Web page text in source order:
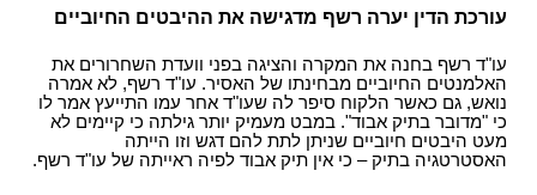
עורכת הדין יערה רשף מדגישה את ההיבטים החיוביים
עו"ד רשף בחנה את המקרה והציגה בפני וועדת השחרורים את
האלמנטים החיוביים מבחינתו של האסיר. עו"ד רשף, לא אמרה
נואש, גם כאשר הלקוח סיפר לה שעו"ד אחר עמו התייעץ אמר לו
כי "מדובר בתיק אבוד". במבט מעמיק יותר גילתה כי קיימים לא
מעט היבטים חיוביים שניתן לתת להם דגש וזו הייתה
האסטרטגיה בתיק – כי אין תיק אבוד לפיה ראייתה של עו"ד רשף.